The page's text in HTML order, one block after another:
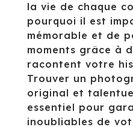
la vie de chaque
pourquoi il est
mémorable et de
moments grâce à
racontent votre
Trouver un
original et
essentiel pour
inoubliables de